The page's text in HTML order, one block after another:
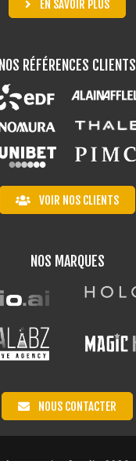
EN SAVOIR PLUS
NOS RÉFÉRENCES CLIENTS
VOIR NOS CLIENTS
NOS MARQUES
NOUS CONTACTER